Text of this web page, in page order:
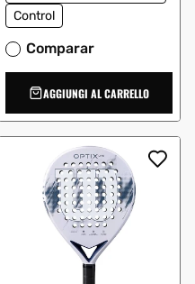
Control
Comparar
AGGIUNGI AL CARRELLO